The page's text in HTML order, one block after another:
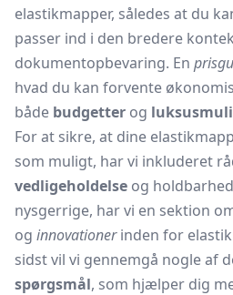
elastikmapper, således at du
passer ind i den bredere
dokumentopbevaring. En
hvad du kan forvente
både budgetter og
For at sikre, at dine
som muligt, har vi inkluderet
vedligeholdelse og
nysgerrige, har vi en sektion
og innovationerinden for
sidst vil vi gennemgå nogle af
spørgsmål, som hjælper dig